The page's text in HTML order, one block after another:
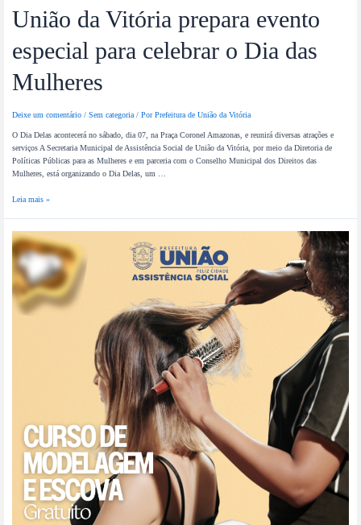
União da Vitória prepara evento
especial para celebrar o Dia das
Mulheres
Deixe um comentário /Sem categoria/ PorPrefeitura de União da Vitória
O Dia Delas acontecerá no sábado, dia 07, na Praça Coronel Amazonas, e reunirá diversas atrações e
serviços A Secretaria Municipal de Assistência Social de União da Vitória, por meio da Diretoria de
Políticas Públicas para as Mulheres e em parceria com o Conselho Municipal dos Direitos das
Mulheres, está organizando o Dia Delas, um …
Leia mais »